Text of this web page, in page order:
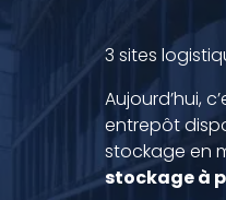
3 sites
Aujourd’hui,
entrepôt
stockage en
stockage à